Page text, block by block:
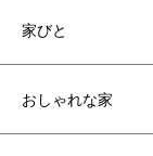
家びと
おしゃれな家